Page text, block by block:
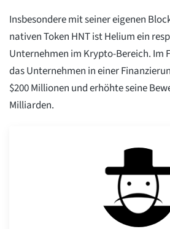
Insbesondere mit seiner eigenen
nativen Token HNT ist Helium ein
Unternehmen im Krypto-Bereich. Im
das Unternehmen in einer
$200 Millionen und erhöhte seine
Milliarden.